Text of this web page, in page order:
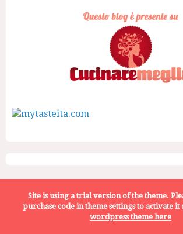
Cerca ricette Diete
Site is using a trial version of the theme.
purchase code in theme settings to activate it
wordpress theme here